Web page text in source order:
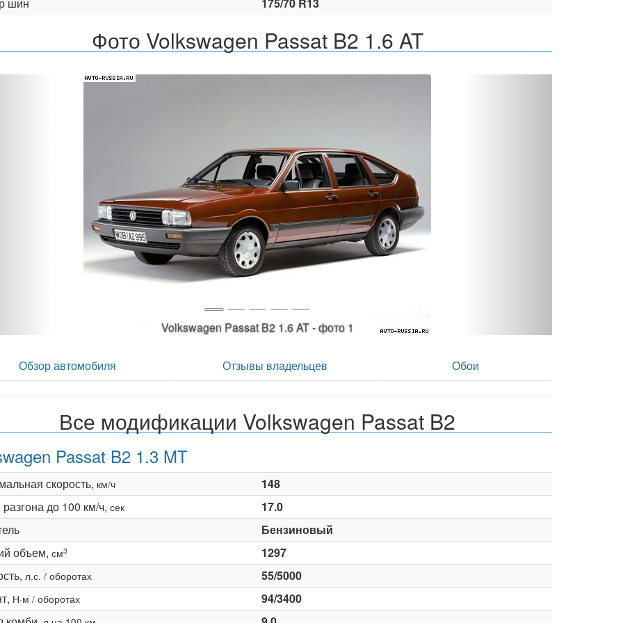
Фото Volkswagen Passat B2 1.6 AT
Volkswagen Passat B2 1.6 AT - фото 2
Обзор автомобиля Отзывы владельцев Обои
Все модификации Volkswagen Passat B2
Passat B2 1.3 MT
скорость, км/ч
148
до 100 км/ч, сек
17.0
Бензиновый
объем, см3
1297
л.с. / оборотах
55/5000
Н·м / оборотах
94/3400